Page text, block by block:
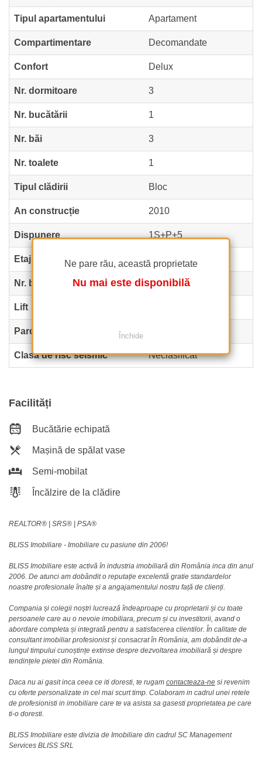
Ne pare rău, această proprietate
Nu mai este disponibilă
Închide
Tipul apartamentului Apartament
Compartimentare Decomandate
Confort Delux
Nr. dormitoare 3
Nr. bucătării 1
Nr. băi 3
Nr. toalete 1
Tipul clădirii Bloc
An construcție 2010
Dispunere 1S+P+5
Etaj 4
Nr. balcoane 2
Lift
Parcare înăuntru
Clasa de risc seismic Neclasificat
Facilități
Bucătărie echipată
Mașină de spălat vase
Semi-mobilat
Încălzire de la clădire
REALTOR®️ | SRS®️ | PSA®️
BLISS Imobiliare - Imobiliare cu pasiune din 2006!
BLISS Imobiliare este activă în industria imobiliară din România inca din anul
2006. De atunci am dobândit o reputație excelentă gratie standardelor
noastre profesionale înalte și a angajamentului nostru față de clienți.
Compania și colegii noștri lucrează îndeaproape cu proprietarii și cu toate
persoanele care au o nevoie imobiliara, precum și cu investitorii, avand o
abordare completa și integrată pentru a satisfacerea clientilor. În calitate de
consultant imobiliar profesionist și consacrat în România, am dobândit de-a
lungul timpului cunoștințe extinse despre dezvoltarea imobiliară și despre
tendințele pietei din România.
Daca nu ai gasit inca ceea ce iti doresti, te rugam contacteaza-ne si revenim
cu oferte personalizate in cel mai scurt timp. Colaboram in cadrul unei retele
de profesionisti in imobiliare care te va asista sa gasesti proprietatea pe care
ti-o doresti.
BLISS Imobiliare este divizia de Imobiliare din cadrul SC Management
Services BLISS SRL